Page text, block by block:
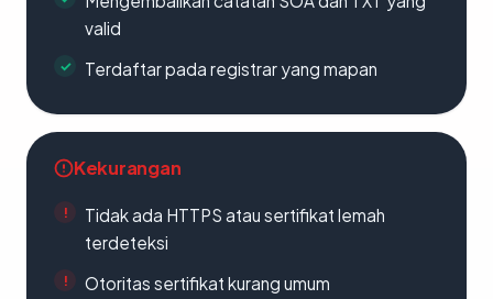
valid
Terdaftar pada registrar yang mapan
Kekurangan
Tidak ada HTTPS atau sertifikat lemah
terdeteksi
Otoritas sertifikat kurang umum